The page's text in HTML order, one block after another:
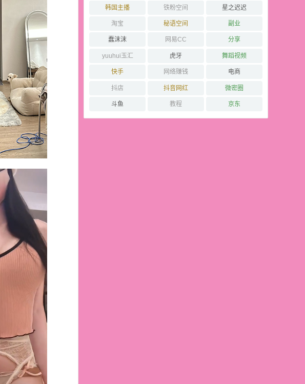
韩国主播 铁粉空间 星之迟迟
淘宝 秘语空间 副业
蠢沫沫 网易CC 分享
yuuhui玉汇 虎牙 舞蹈视频
快手 网络赚钱 电商
抖店 抖音网红 微密圈
斗鱼 教程 京东